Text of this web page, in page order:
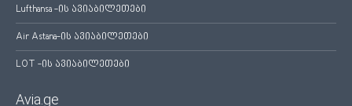
Lufthansa -ის ავიაბილეთები
Air Astana-ის ავიაბილეთები
LOT -ის ავიაბილეთები
Avia.ge